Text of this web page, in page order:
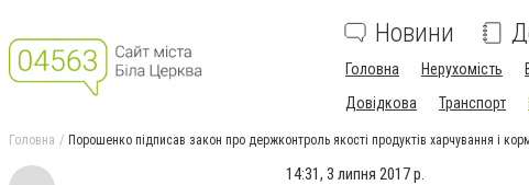
Новини
Головна Нерухомість
Довідкова
Транспорт
Головна Порошенко підписав закон про держконтроль якості продуктів харчування і
14:31, 3 липня 2017 р.